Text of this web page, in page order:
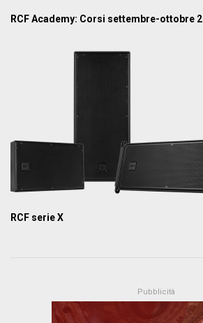
RCF Academy: Corsi settembre-ottobre
RCF serie X